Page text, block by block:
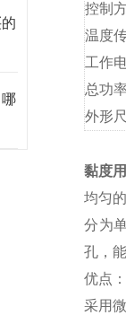
控制
温度
工作
总功
外形
黏度
均匀
分为
孔，
优点
采用